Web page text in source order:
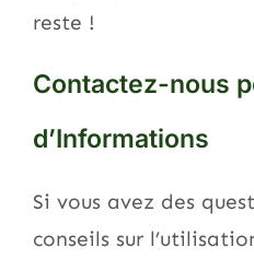
reste !
Contactez-nous
d’Informations
Si vous avez des
conseils sur